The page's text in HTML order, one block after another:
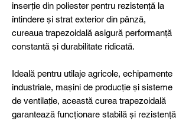
inserție din poliester pentru rezistență la
întindere și strat exterior din pânză,
cureaua trapezoidală asigură performanță
constantă și durabilitate ridicată.
Ideală pentru utilaje agricole, echipamente
industriale, mașini de producție și sisteme
de ventilație, această curea trapezoidală
garantează funcționare stabilă și rezistență